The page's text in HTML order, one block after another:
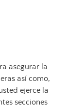
asegurar la
así como,
ejerce la
secciones